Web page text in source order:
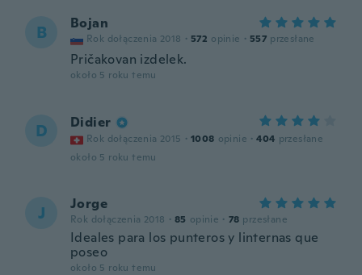
B Bojan
Rok dołączenia 2018 · 572 opinie · 557 przesłane
Pričakovan izdelek.
około 5 roku temu
D Didier
Rok dołączenia 2015 · 1008 opinie · 404 przesłane
około 5 roku temu
J Jorge
Rok dołączenia 2018 · 85 opinie · 78 przesłane
Ideales para los punteros y linternas que
poseo
około 5 roku temu